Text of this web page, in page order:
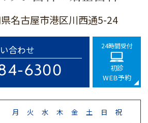
名古屋市港区川西通5-24
合わせ
6300
24時間受付
初診
WEB予約
月 火 水 木 金 土 日 祝